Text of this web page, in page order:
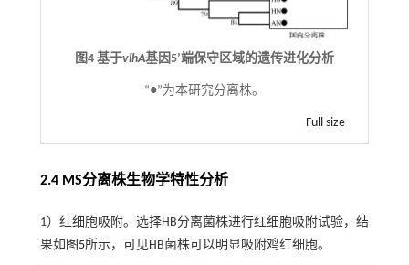
图4 基于vlhA基因5’端保守区域的遗传进化分析
“●”为本研究分离株。
Full size
2.4 MS分离株生物学特性分析
1）红细胞吸附。选择HB分离菌株进行红细胞吸附试验，结
果如 图5所示，可见HB菌株可以明显吸附鸡红细胞。